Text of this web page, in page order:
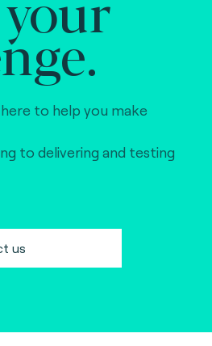
to help you make
to delivering and testing
us